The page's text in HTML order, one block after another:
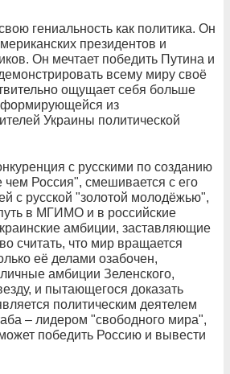
гениальность как политика. Он
президентов и
Он мечтает победить Путина и
всему миру своё
ощущает себя больше
формирующейся из
Украины политической
с русскими по созданию
чем Россия", смешивается с его
с русской "золотой молодёжью",
в МГИМО и в российские
амбиции, заставляющие
считать, что мир вращается
её делами озабочен,
амбиции Зеленского,
и пытающегося доказать
политическим деятелем
– лидером "свободного мира",
победить Россию и вывести